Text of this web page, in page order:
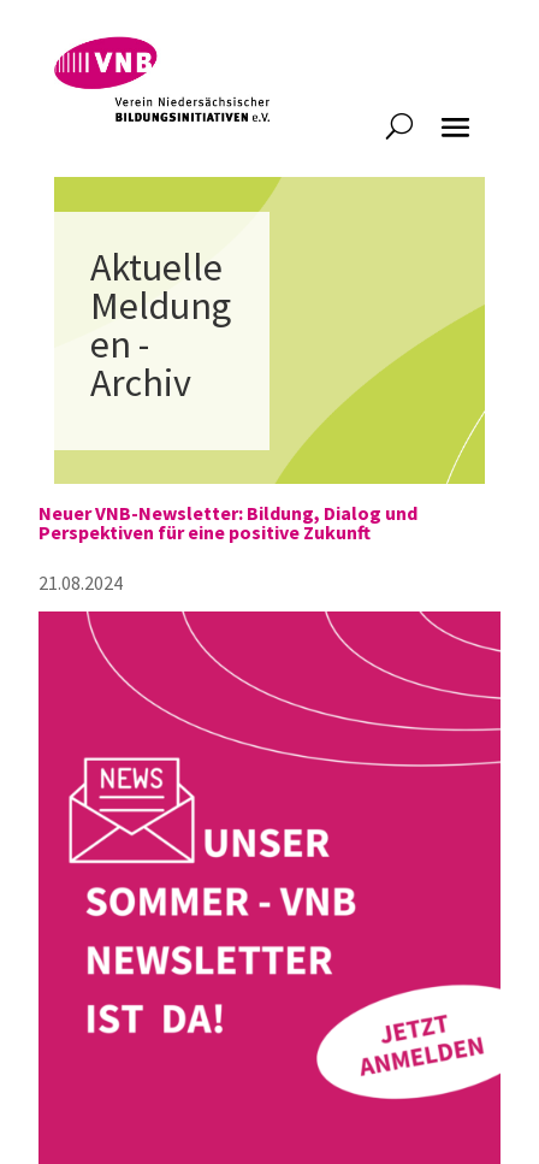
Aktuelle
Meldung
en -
Archiv
Neuer VNB-Newsletter: Bildung, Dialog und
Perspektiven für eine positive Zukunft
21.08.2024